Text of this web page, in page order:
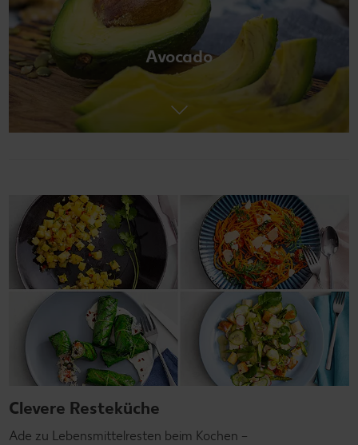
Avocado
Clevere Resteküche
Ade zu Lebensmittelresten beim Kochen –